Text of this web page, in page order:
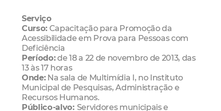
Serviço
Curso: Capacitação para Promoção da
Acessibilidade em Prova para Pessoas com
Deficiência
Período:de 18 a 22 de novembro de 2013, das
13 às 17 horas
Onde:Na sala de Multimídia I, no Instituto
Municipal de Pesquisas, Administração e
Recursos Humanos.
Público-alvo: Servidores municipais e